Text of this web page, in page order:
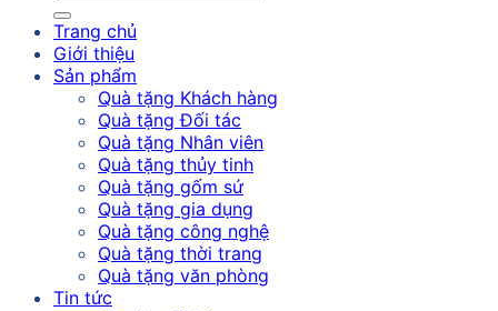
Trang chủ
Giới thiệu
Sản phẩm
Quà tặng Khách hàng
Quà tặng Đối tác
Quà tặng Nhân viên
Quà tặng thủy tinh
Quà tặng gốm sứ
Quà tặng gia dụng
Quà tặng công nghệ
Quà tặng thời trang
Quà tặng văn phòng
Tin tức